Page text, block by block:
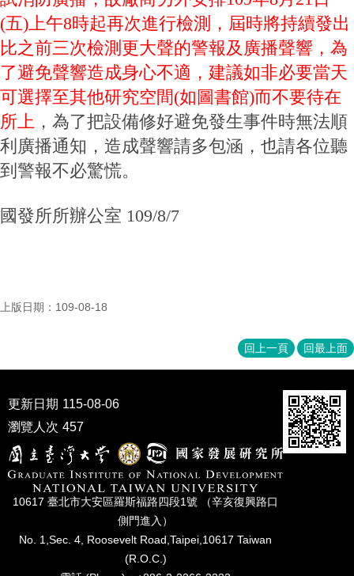
士
班
在
職
專
班
學
術
研
究
國
家
期
試
區
所
學
會
(五) 上午8時起再次進行檢測，屆時將持續發出
比之前三次檢測更大聲的警報及廣播聲響， 為
了避免聲響造成身心不適，建議如非必要當天
可選擇至其他研究空間(如圖書館)而不要待在
所上 ，為了把設備修好避免發生事件時無法順
利廣播通知，造成聲響請多包涵，也請各位聽
到警報不必驚慌。
國發所所辦公室 109/8/7
上版日期：109-08-18
回上一頁 回最上面
更新日期 115-08-06
瀏覽人次 457
10617 臺北市⼤安區羅斯福路四段1號 （辛亥復興路⼝
側⾨進入）
No. 1,Sec. 4, Roosevelt Road,Taipei,10617 Taiwan
(R.O.C.)